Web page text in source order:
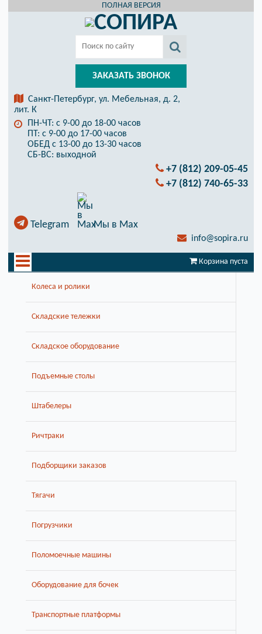
ПОЛНАЯ ВЕРСИЯ
ЗАКАЗАТЬ ЗВОНОК
Санкт-Петербург, ул. Мебельная, д. 2,
лит. К
ПН-ЧТ: с 9-00 до 18-00 часов
ПТ: с 9-00 до 17-00 часов
ОБЕД с 13-00 до 13-30 часов
СБ-ВС: выходной
+7 (812) 209-05-45
+7 (812) 740-65-33
Telegram Мы в Max
info@sopira.ru
Корзина пуста
Колеса и ролики
Складские тележки
Складское оборудование
Подъемные столы
Штабелеры
Ричтраки
Подборщики заказов
Тягачи
Погрузчики
Поломоечные машины
Оборудование для бочек
Транспортные платформы